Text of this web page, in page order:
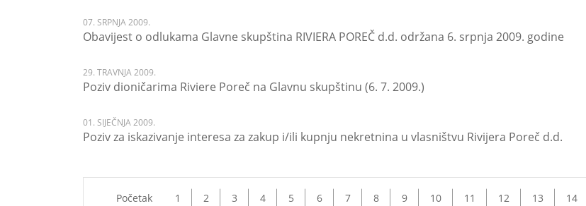
07. SRPNJA 2009.
Obavijest o odlukama Glavne skupština RIVIERA POREČ d.d. održana 6. srpnja 2009. godine
29. TRAVNJA 2009.
Poziv dioničarima Riviere Poreč na Glavnu skupštinu (6. 7. 2009.)
01. SIJEČNJA 2009.
Poziv za iskazivanje interesa za zakup i/ili kupnju nekretnina u vlasništvu Rivijera Poreč d.d.
Početak 1 2 3 4 5 6 7 8 9 10 11 12 13 14